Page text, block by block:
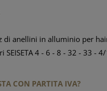
di anellini in alluminio per
SEISETA 4 - 6 - 8 - 32 - 33 -
CON PARTITA IVA?